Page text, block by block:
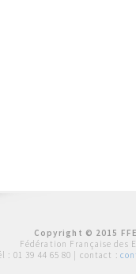
Copyright © 2015
Fédération Française des
: 01 39 44 65 80 | contact :